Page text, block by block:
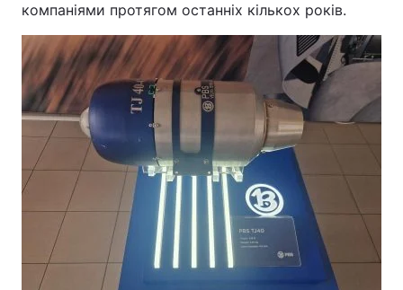
компаніями протягом останніх кількох років.